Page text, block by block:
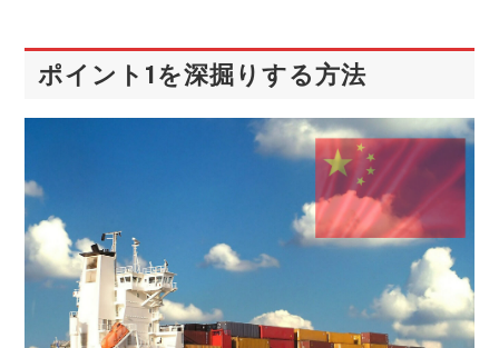
ポイント1を深掘りする方法